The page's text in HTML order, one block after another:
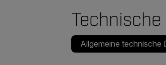
Technische
Allgemeine technische